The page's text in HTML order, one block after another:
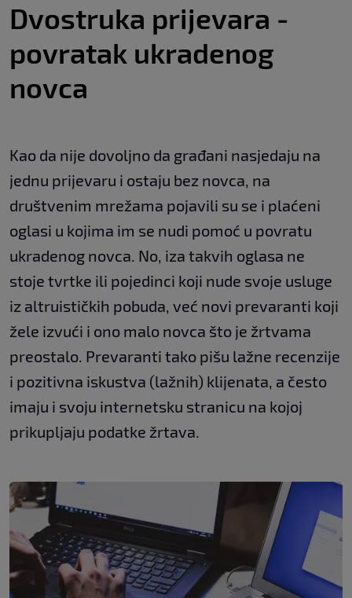
Dvostruka prijevara -
povratak ukradenog
novca
Kao da nije dovoljno da građani nasjedaju na
jednu prijevaru i ostaju bez novca, na
društvenim mrežama pojavili su se i plaćeni
oglasi u kojima im se nudi pomoć u povratu
ukradenog novca. No, iza takvih oglasa ne
stoje tvrtke ili pojedinci koji nude svoje usluge
iz altruističkih pobuda, već novi prevaranti koji
žele izvući i ono malo novca što je žrtvama
preostalo. Prevaranti tako pišu lažne recenzije
i pozitivna iskustva (lažnih) klijenata, a često
imaju i svoju internetsku stranicu na kojoj
prikupljaju podatke žrtava.